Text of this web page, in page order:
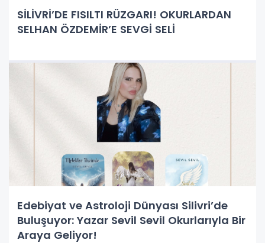
SİLİVRİ’DE FISILTI RÜZGARI! OKURLARDAN
SELHAN ÖZDEMİR’E SEVGİ SELİ
Edebiyat ve Astroloji Dünyası Silivri’de
Buluşuyor: Yazar Sevil Sevil Okurlarıyla Bir
Araya Geliyor!